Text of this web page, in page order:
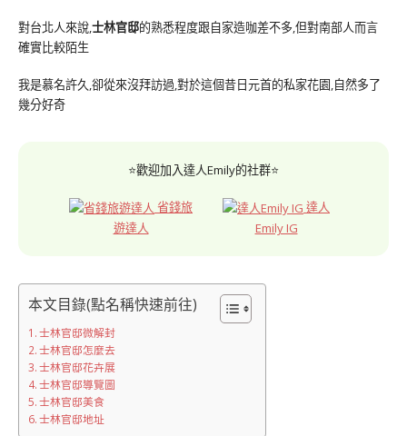
對台北人來說,士林官邸的熟悉程度跟自家造咖差不多,但對南部人而言
確實比較陌生
我是慕名許久,卻從來沒拜訪過,對於這個昔日元首的私家花園,自然多了
幾分好奇
⭐歡迎加入達人Emily的社群⭐
省錢旅
遊達人
達人
Emily IG
本文目錄(點名稱快速前往)
士林官邸微解封
士林官邸怎麼去
士林官邸花卉展
士林官邸導覽圖
士林官邸美食
士林官邸地址